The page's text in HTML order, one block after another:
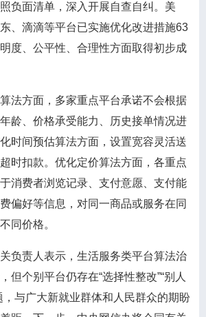
负面清单，深入开展自查自纠。美
、滴滴等平台已实施优化改进措施63
度、公平性、合理性方面取得初步成
方面，多家重点平台承诺不会根据
龄、价格承受能力、历史接单情况进
时间预估算法方面，设置宽容灵活送
时扣款。优化定价算法方面，各重点
消费者浏览记录、支付意愿、支付能
偏好等信息，对同一商品或服务在同
同价格。
责人表示，生活服务类平台算法治
但个别平台仍存在“选择性整改”“别人
，与广大新就业群体和人民群众的期盼